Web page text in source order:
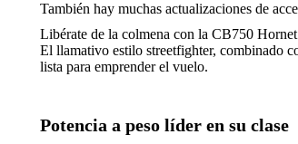
También hay muchas actualizaciones de
Libérate de la colmena con la CB750
El llamativo estilo streetfighter, combinado
lista para emprender el vuelo.
Potencia a peso líder en su clase